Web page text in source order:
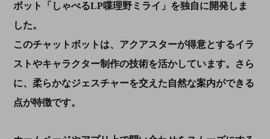
ボット「しゃべるLP喋理野ミライ」を独自に開発しま
した。
このチャットボットは、アクアスターが得意とするイラ
ストやキャラクター制作の技術を活かしています。さら
に、柔らかなジェスチャーを交えた自然な案内ができる
点が特徴です。